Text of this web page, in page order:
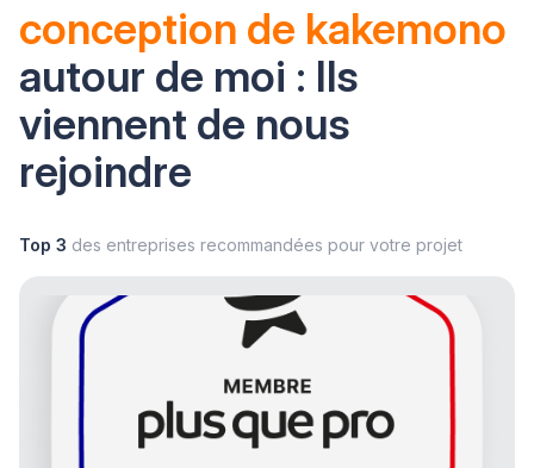
conception de kakemono
autour de moi : Ils
viennent de nous
rejoindre
Top 3 des entreprises recommandées pour votre projet